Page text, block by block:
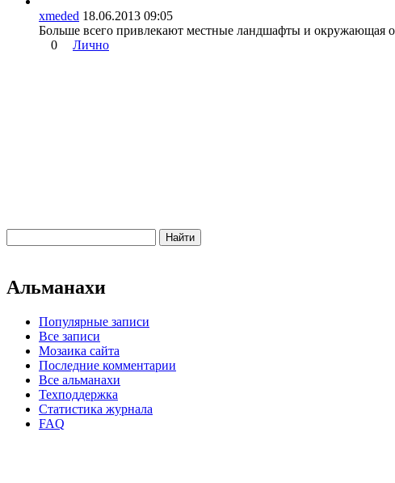
xmeded 18.06.2013 09:05
Больше всего привлекают местные ландшафты и окружающая
0
Лично
Альманахи
Популярные записи
Все записи
Мозаика сайта
Последние комментарии
Все альманахи
Техподдержка
Статистика журнала
FAQ